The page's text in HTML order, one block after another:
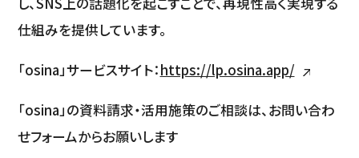
仕組みを提供しています。
「osina」サービスサイト：https://lp.osina.app/
「osina」の資料請求・活用施策のご相談は、お問い合わ
せフォームからお願いします